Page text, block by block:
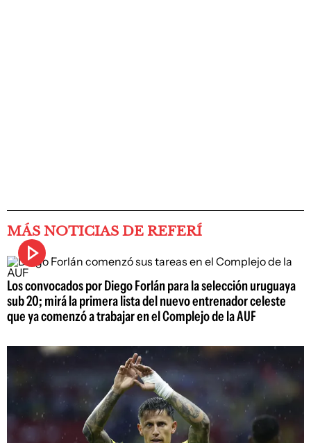
MÁS NOTICIAS DE REFERÍ
Los convocados por Diego Forlán para la selección uruguaya
sub 20; mirá la primera lista del nuevo entrenador celeste
que ya comenzó a trabajar en el Complejo de la AUF